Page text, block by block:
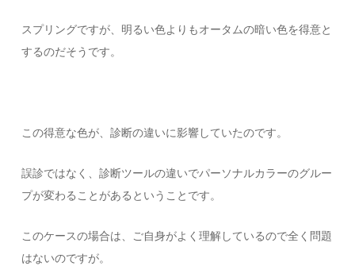
スプリングですが、明るい色よりもオータムの暗い色を得意と
するのだそうです。
この得意な色が、診断の違いに影響していたのです。
誤診ではなく、診断ツールの違いでパーソナルカラーのグルー
プが変わることがあるということです。
このケースの場合は、ご自身がよく理解しているので全く問題
はないのですが。